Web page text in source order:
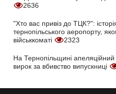
2636
"Хто вас привіз до ТЦК?":
тернопільського аеропорту,
військкоматі
2323
На Тернопільщині апеляційний
вирок за вбивство випускниці